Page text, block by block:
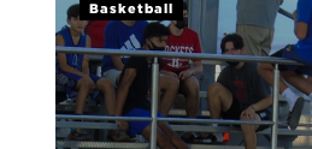
Basketball